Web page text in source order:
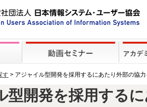
す > アジャイル型開発を採用するにあたり外部の協
型開発を採用する